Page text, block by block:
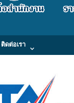
ติดต่อเรา